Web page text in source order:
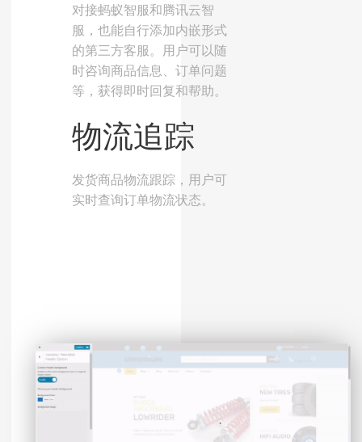
对接蚂蚁智服和腾讯云智
服，也能自行添加内嵌形式
的第三方客服。用户可以随
时咨询商品信息、订单问题
等，获得即时回复和帮助。
物流追踪
发货商品物流跟踪，用户可
实时查询订单物流状态。